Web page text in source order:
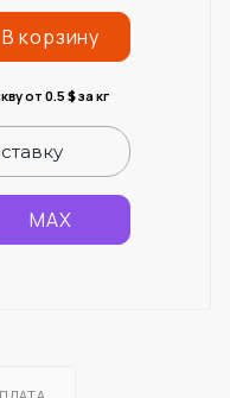
В корзину
от 0.5 $за кг
MAX